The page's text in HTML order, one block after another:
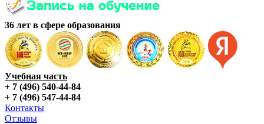
36 лет в сфере образования
Учебная часть
+ 7 (496) 540-44-84
+ 7 (496) 547-44-84
Контакты
Отзывы